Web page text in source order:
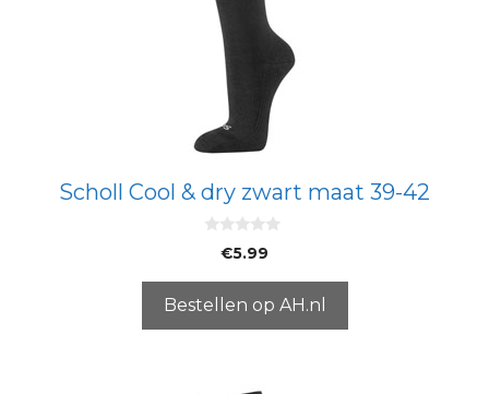
Scholl Cool & dry zwart maat 39-42
5
€5.99
Bestellen op AH.nl